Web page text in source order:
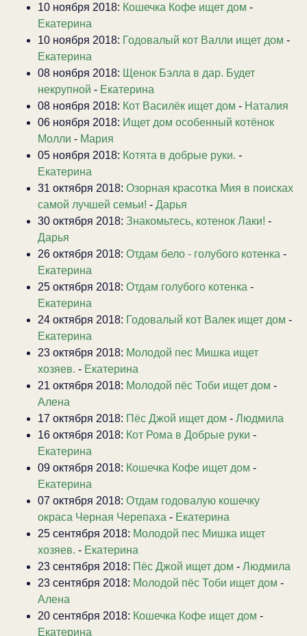
10 ноября 2018: Кошечка Кофе ищет дом -
Екатерина
10 ноября 2018: Годовалый кот Валли ищет дом -
Екатерина
08 ноября 2018: Щенок Бэлла в дар. Будет
некрупной - Екатерина
08 ноября 2018: Кот Василёк ищет дом - Наталия
06 ноября 2018: Ищет дом особенный котёнок
Молли - Мария
05 ноября 2018: Котята в добрые руки. -
Екатерина
31 октября 2018: Озорная красотка Мия в поисках
самой лучшей семьи! - Дарья
30 октября 2018: Знакомьтесь, котенок Лаки! -
Дарья
26 октября 2018: Отдам бело - голубого котенка -
Екатерина
25 октября 2018: Отдам голубого котенка -
Екатерина
24 октября 2018: Годовалый кот Валек ищет дом -
Екатерина
23 октября 2018: Молодой пес Мишка ищет
хозяев. - Екатерина
21 октября 2018: Молодой пёс Тоби ищет дом -
Алена
17 октября 2018: Пёс Джой ищет дом - Людмила
16 октября 2018: Кот Рома в Добрые руки -
Екатерина
09 октября 2018: Кошечка Кофе ищет дом -
Екатерина
07 октября 2018: Отдам годовалую кошечку
окраса Черная Черепаха - Екатерина
25 сентября 2018: Молодой пес Мишка ищет
хозяев. - Екатерина
23 сентября 2018: Пёс Джой ищет дом - Людмила
23 сентября 2018: Молодой пёс Тоби ищет дом -
Алена
20 сентября 2018: Кошечка Кофе ищет дом -
Екатерина